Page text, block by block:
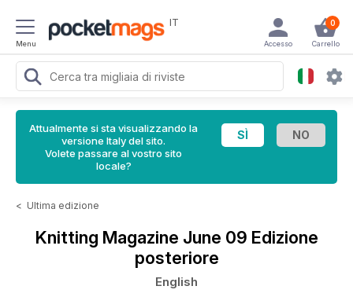
Menu
IT 0
Carrello
Accesso
Attualmente si sta visualizzando la
versione Italy del sito.
Volete passare al vostro sito
locale?
< Ultima edizione
Knitting Magazine June 09 Edizione
posteriore
English